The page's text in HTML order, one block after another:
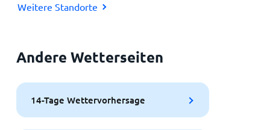
Weitere Standorte
Andere Wetterseiten
14-Tage Wettervorhersage